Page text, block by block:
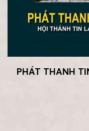
PHÁT THANH